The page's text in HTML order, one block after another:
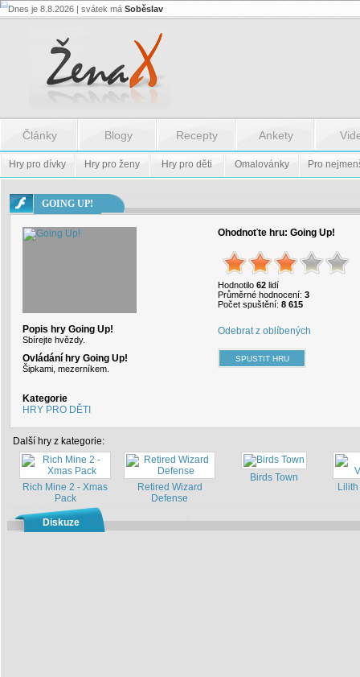
Flash.nazev
Flash.nazev
Dnes je 8.8.2026 | svátek má Soběslav
Články Blogy Recepty Ankety
Hry pro dívky Hry pro ženy Hry pro děti Omalovánky Pro
GOING UP!
Popis hry Going Up!
Sbírejte hvězdy.
Ovládání hry Going Up!
Šipkami, mezerníkem.
Kategorie
HRY PRO DĚTI
Ohodnoťte hru: Going Up!
Hodnotilo 62 lidí
Průměrné hodnocení: 3
Počet spuštění: 8 615
Odebrat z oblíbených
Další hry z kategorie:
Rich Mine 2 - Xmas
Pack
Retired Wizard
Defense
Birds Town
Diskuze